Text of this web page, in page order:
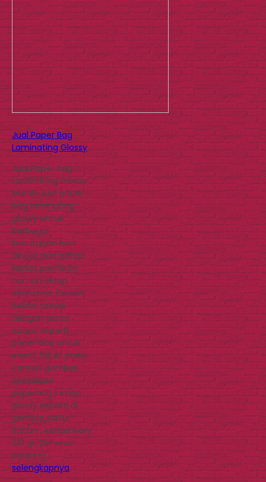
Jual Paper Bag
Laminating Glossy
Jual Paper Bag
Laminating Glossy
Murah Jual paper
bag laminating
glossy untuk
berbagai
kebutuhan bisa
dibuat dari bahan
kertas premium
namun tetap
ekonomis. Desain
bebas sesuai
dengan tema
acara, seperti
paper bag untuk
event TNI AL pada
contoh gambar.
Spesifikasi
paperbag jumbo
glossy seperti di
gambar,yaitu:
Bahan : kertas ivory
210 gr, Dimensi :
panjang…
selengkapnya